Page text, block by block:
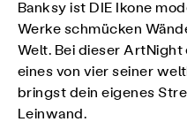
Banksy ist DIE Ikone
Werke schmücken
Welt. Bei dieser
eines von vier seiner
bringst dein eigenes
Leinwand.